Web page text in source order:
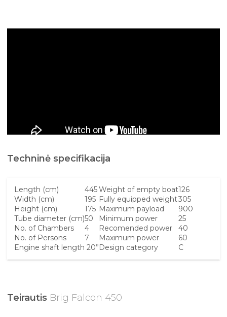
Techninė specifikacija
Length (cm) 445Weight of empty boat126
Width (cm)
195 Fully equipped weight305
Height (cm)
175 Maximum payload
900
Tube diameter (cm)50 Minimum power
25
No. of Chambers
4 Recomended power
40
No. of Persons
7 Maximum power
60
Engine shaft length 20”Design category C
Teirautis Brig Falcon 450